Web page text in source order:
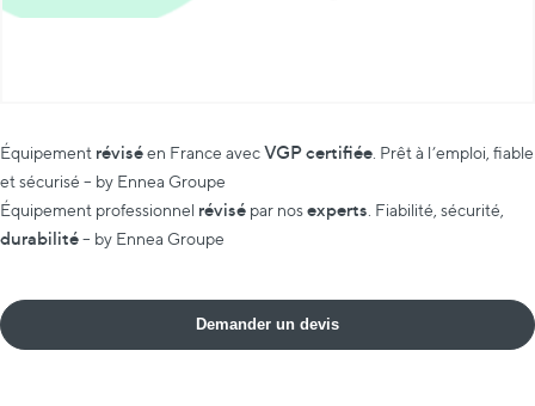
Équipement réviséen France avecVGP certifiée . Prêt à l’emploi, fiable
et sécurisé – by Ennea Groupe
Équipement professionnel révisé par nosexperts . Fiabilité, sécurité,
durabilité– by Ennea Groupe
Demander un devis